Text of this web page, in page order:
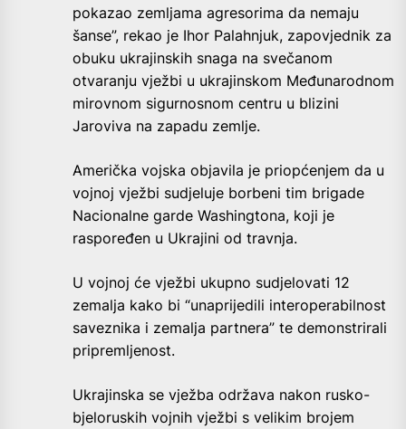
pokazao zemljama agresorima da nemaju
šanse”, rekao je Ihor Palahnjuk, zapovjednik za
obuku ukrajinskih snaga na svečanom
otvaranju vježbi u ukrajinskom Međunarodnom
mirovnom sigurnosnom centru u blizini
Jaroviva na zapadu zemlje.
Američka vojska objavila je priopćenjem da u
vojnoj vježbi sudjeluje borbeni tim brigade
Nacionalne garde Washingtona, koji je
raspoređen u Ukrajini od travnja.
U vojnoj će vježbi ukupno sudjelovati 12
zemalja kako bi “unaprijedili interoperabilnost
saveznika i zemalja partnera” te demonstrirali
pripremljenost.
Ukrajinska se vježba održava nakon rusko-
bjeloruskih vojnih vježbi s velikim brojem